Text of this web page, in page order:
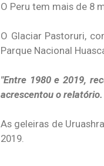
O Peru tem mais de 8
O Glaciar Pastoruri,
Parque Nacional
"Entre 1980 e 2019,
acrescentou o relatório.
As geleiras de
2019.